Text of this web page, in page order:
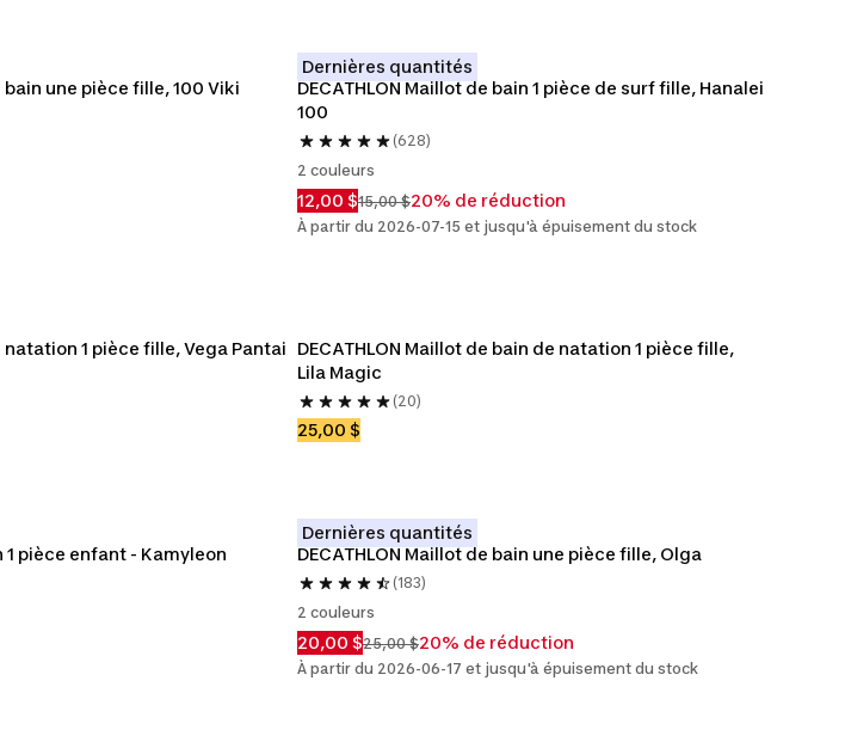
bain une pièce fille, 100 Viki
Dernières quantités
DECATHLON Maillot de bain 1 pièce de surf fille, Hanalei
100
(628)
2 couleurs
12,00 $15,00 $20% de réduction
À partir du 2026-07-15 et jusqu'à épuisement du stock
natation 1 pièce fille, Vega Pantai
DECATHLON Maillot de bain de natation 1 pièce fille,
Lila Magic
(20)
25,00 $
1 pièce enfant - Kamyleon
Dernières quantités
DECATHLON Maillot de bain une pièce fille, Olga
(183)
2 couleurs
20,00 $25,00 $20% de réduction
À partir du 2026-06-17 et jusqu'à épuisement du stock